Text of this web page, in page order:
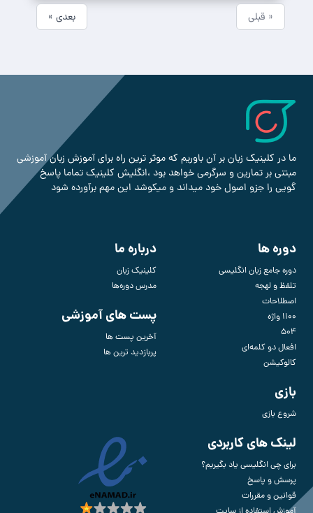
« قبلی بعدی »
ما در کلینیک زبان بر آن باوریم که موثر ترین راه برای آموزش زبان آموزشی
مبتنی بر تمارین و سرگرمی خواهد بود ،انگلیش کلینیک تماما پاسخ
گویی را جزو اصول خود میداند و میکوشد این مهم برآورده شود
دوره ها
دوره جامع زبان انگلیسی
تلفظ و لهجه
اصطلاحات
1100 واژه
504
افعال دو کلمه‌ای
کالوکیشن
بازی
شروع بازی
درباره ما
کلینیک زبان
مدرس دوره‌ها
پست های آموزشی
آخرین پست ها
پربازدید ترین ها
لینک های کاربردی
برای چی انگلیسی یاد بگیریم؟
پرسش و پاسخ
قوانین و مقررات